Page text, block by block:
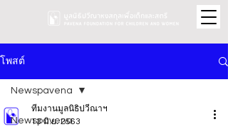
โพสต์
Newspavena
Newspavena
ทีมงานมูลนิธิปวีณาฯ
13 มิ.ย. 2563